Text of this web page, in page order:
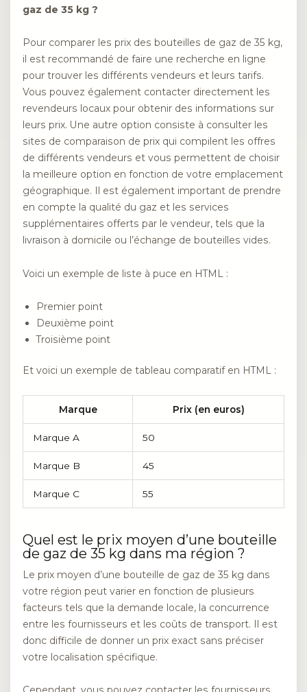
gaz de 35 kg ?
Pour comparer les prix des bouteilles de gaz de 35 kg,
il est recommandé de faire une recherche en ligne
pour trouver les différents vendeurs et leurs tarifs.
Vous pouvez également contacter directement les
revendeurs locaux pour obtenir des informations sur
leurs prix. Une autre option consiste à consulter les
sites de comparaison de prix qui compilent les offres
de différents vendeurs et vous permettent de choisir
la meilleure option en fonction de votre emplacement
géographique. Il est également important de prendre
en compte la qualité du gaz et les services
supplémentaires offerts par le vendeur, tels que la
livraison à domicile ou l’échange de bouteilles vides.
Voici un exemple de liste à puce en HTML :
Premier point
Deuxième point
Troisième point
Et voici un exemple de tableau comparatif en HTML :
Marque Prix (en euros)
Marque A 50
Marque B 45
Marque C 55
Quel est le prix moyen d’une bouteille
de gaz de 35 kg dans ma région ?
Le prix moyen d’une bouteille de gaz de 35 kg dans
votre région peut varier en fonction de plusieurs
facteurs tels que la demande locale, la concurrence
entre les fournisseurs et les coûts de transport. Il est
donc difficile de donner un prix exact sans préciser
votre localisation spécifique.